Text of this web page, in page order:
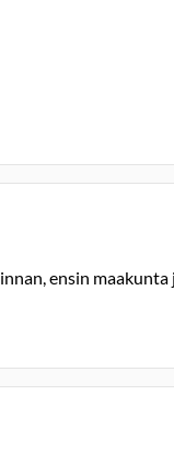
ensin